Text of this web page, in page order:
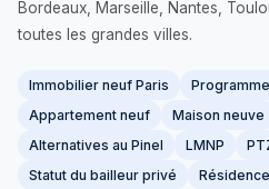
Bordeaux, Marseille, Nantes,
toutes les grandes villes.
Immobilier neuf Paris
Appartement neuf
Maison neuve
Alternatives au Pinel
LMNP
Statut du bailleur privé